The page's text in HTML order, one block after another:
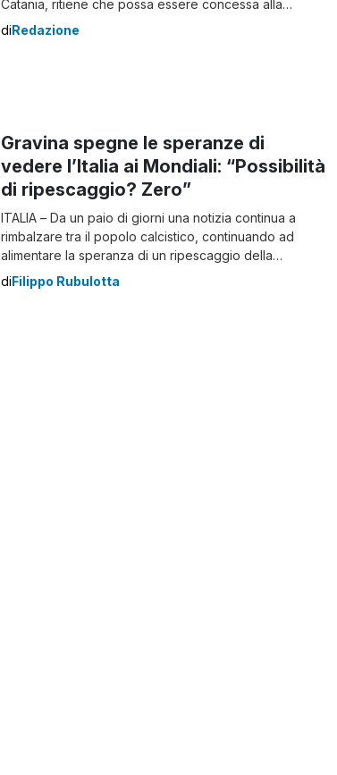
Catania, ritiene che possa essere concessa alla
predetta Città l’opportunità, attraverso la procedura di
diRedazione
Gravina spegne le speranze di
vedere l’Italia ai Mondiali: “Possibilità
di ripescaggio? Zero”
ITALIA – Da un paio di giorni una notizia continua a
rimbalzare tra il popolo calcistico, continuando ad
alimentare la speranza di un ripescaggio della
Nazionale italiana ai Mondiali in Qatar che si
svolgeranno tra novembre e dicembre, in uno scenario
diFilippo Rubulotta